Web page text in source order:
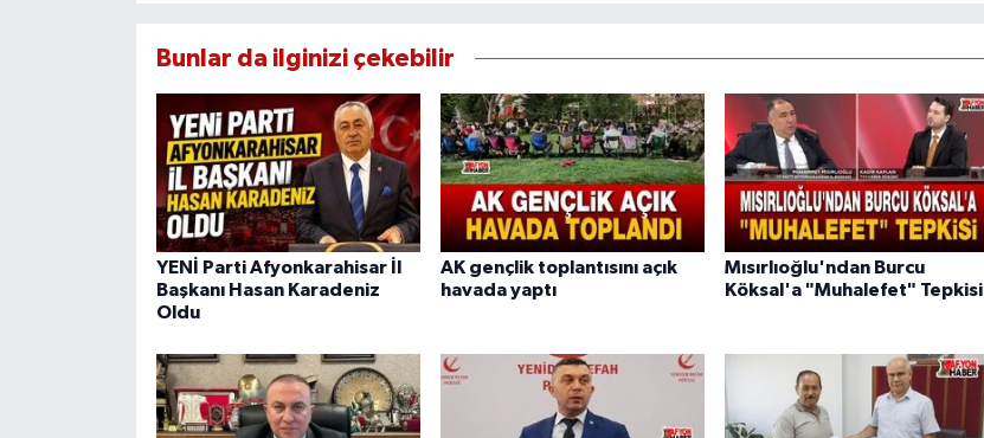
Bunlar da ilginizi çekebilir
YENİ Parti Afyonkarahisar İl
Başkanı Hasan Karadeniz
Oldu
AK gençlik toplantısını açık
havada yaptı
Mısırlıoğlu'ndan Burcu
Köksal'a "Muhalefet" Tepkisi